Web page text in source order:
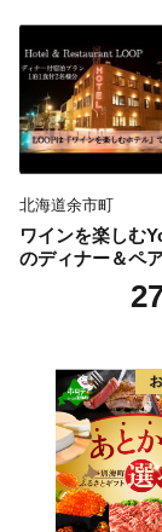
北海道余市町
ワインを楽しむ
のディナー＆ペ
泊プラン＜デラ